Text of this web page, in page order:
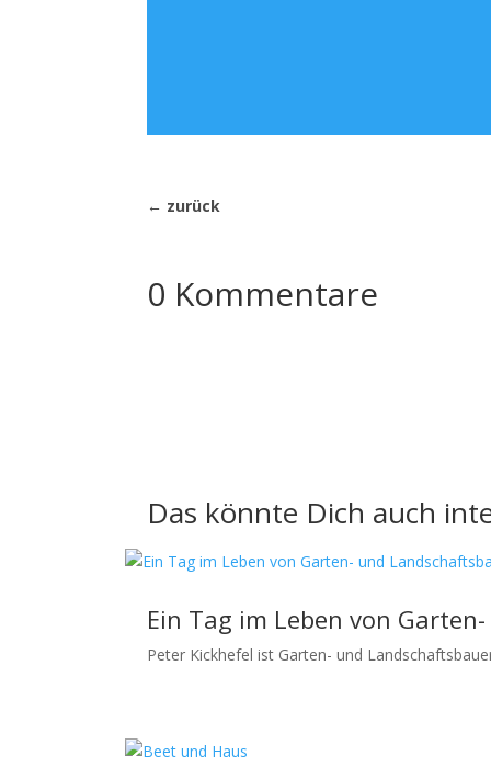
← zurück
0 Kommentare
Das könnte Dich auch
Ein Tag im Leben von
Peter Kickhefel ist Garten- und